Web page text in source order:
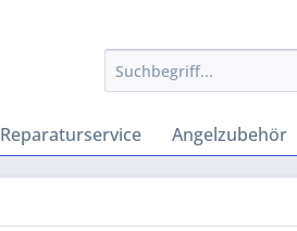
Reparaturservice Angelzubehör